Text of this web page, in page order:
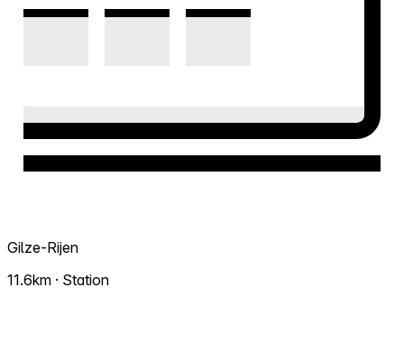
Gilze-Rijen
11.6km · Station